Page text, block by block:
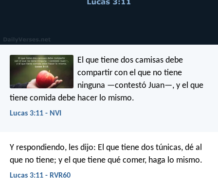
El que tiene dos camisas debe
compartir con el que no tiene
ninguna —contestó Juan—, y el que
tiene comida debe hacer lo mismo.
Lucas 3:11 - NVI
Y respondiendo, les dijo: El que tiene dos túnicas, dé al
que no tiene; y el que tiene qué comer, haga lo mismo.
Lucas 3:11 - RVR60